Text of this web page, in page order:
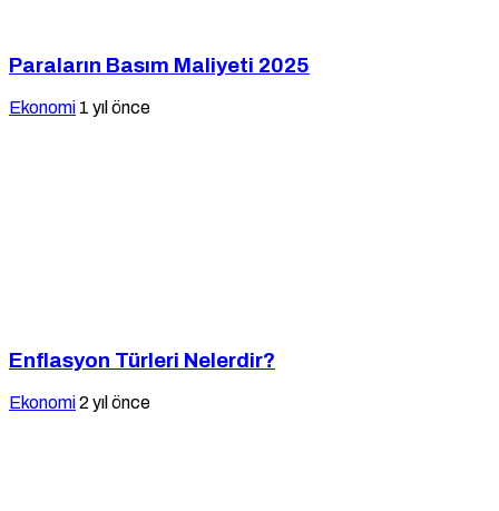
Paraların Basım Maliyeti 2025
Ekonomi 1 yıl önce
Enflasyon Türleri Nelerdir?
Ekonomi2 yıl önce